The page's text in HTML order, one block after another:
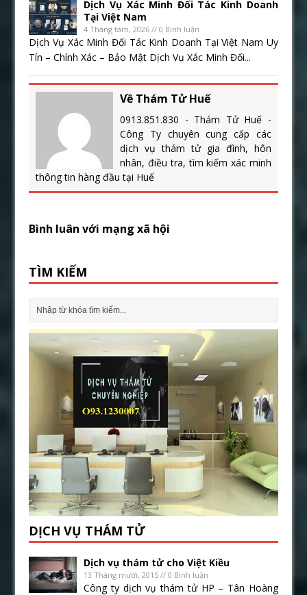
Dịch Vụ Xác Minh Đối Tác Kinh Doanh
Tại Việt Nam
4 Tháng tám, 2026 // 0 Bình luận
Dịch Vụ Xác Minh Đối Tác Kinh Doanh Tại Việt Nam Uy
Tín – Chính Xác – Bảo Mật Dịch Vụ Xác Minh Đối...
Về Thám Tử Huế
0913.851.830 - Thám Tử Huế -
Công Ty chuyên cung cấp các
dịch vụ thám tử gia đình, hôn
nhân, điều tra, tìm kiếm xác minh
thông tin hàng đầu tại Huế
Bình luân với mạng xã hội
TÌM KIẾM
DỊCH VỤ THÁM TỬ
Dịch vụ thám tử cho Việt Kiều
13 Tháng mười, 2015 // 0 Bình luận
Công ty dịch vụ thám tử HP – Tân Hoàng